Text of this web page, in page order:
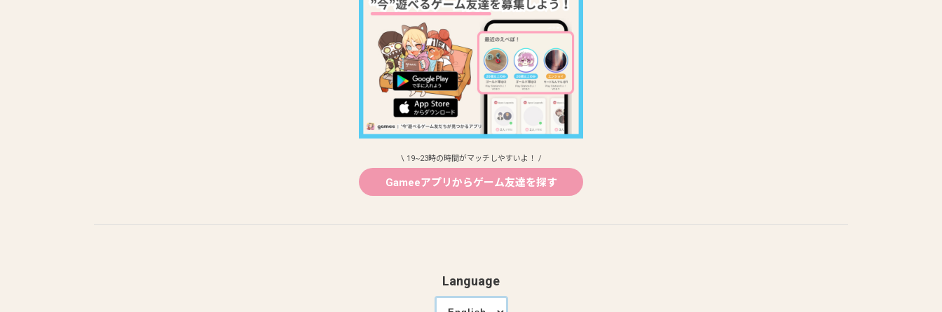
\ 19~23時の時間がマッチしやすいよ！ /
Gameeアプリからゲーム友達を探す
Language